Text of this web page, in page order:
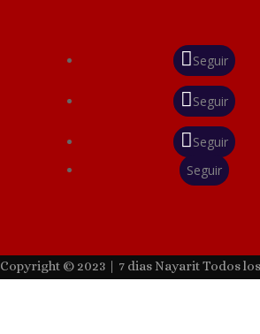
Seguir
Seguir
Seguir
Seguir
Copyright © 2023 | 7 dias Nayarit Todos